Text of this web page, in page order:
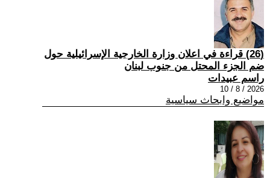
(26) قراءة في اعلان وزارة الخارجية الإسرائيلية حول
ضم الجزء المحتل من جنوب لبنان
راسم عبيدات
2026 / 8 / 10
مواضيع وابحاث سياسية